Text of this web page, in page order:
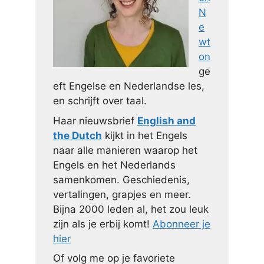
N
e
wt
on
ge
eft Engelse en Nederlandse les,
en schrijft over taal.
Haar nieuwsbrief English and
the Dutch kijkt in het Engels
naar alle manieren waarop het
Engels en het Nederlands
samenkomen. Geschiedenis,
vertalingen, grapjes en meer.
Bijna 2000 leden al, het zou leuk
zijn als je erbij komt! Abonneer je
hier
Of volg me op je favoriete